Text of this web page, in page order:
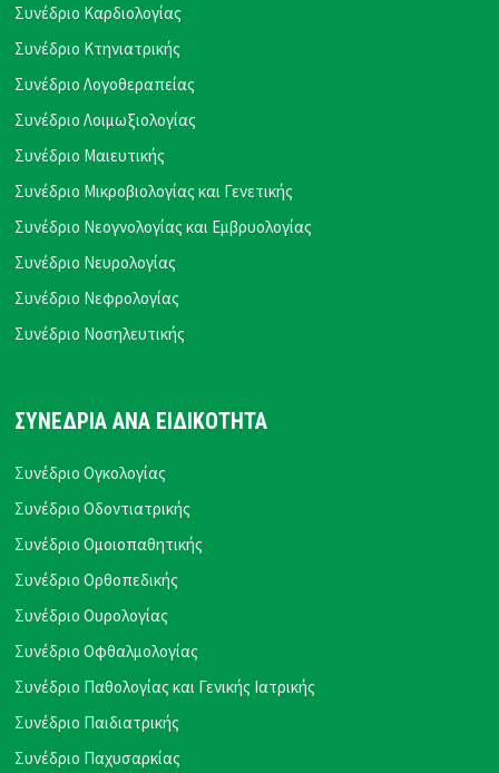
Συνέδριο Καρδιολογίας
Συνέδριο Κτηνιατρικής
Συνέδριο Λογοθεραπείας
Συνέδριο Λοιμωξιολογίας
Συνέδριο Μαιευτικής
Συνέδριο Μικροβιολογίας και Γενετικής
Συνέδριο Νεογνολογίας και Εμβρυολογίας
Συνέδριο Νευρολογίας
Συνέδριο Νεφρολογίας
Συνέδριο Νοσηλευτικής
ΣΥΝΕΔΡΙΑ ΑΝΑ ΕΙΔΙΚΟΤΗΤΑ
Συνέδριο Ογκολογίας
Συνέδριο Οδοντιατρικής
Συνέδριο Ομοιοπαθητικής
Συνέδριο Ορθοπεδικής
Συνέδριο Ουρολογίας
Συνέδριο Οφθαλμολογίας
Συνέδριο Παθολογίας και Γενικής Ιατρικής
Συνέδριο Παιδιατρικής
Συνέδριο Παχυσαρκίας